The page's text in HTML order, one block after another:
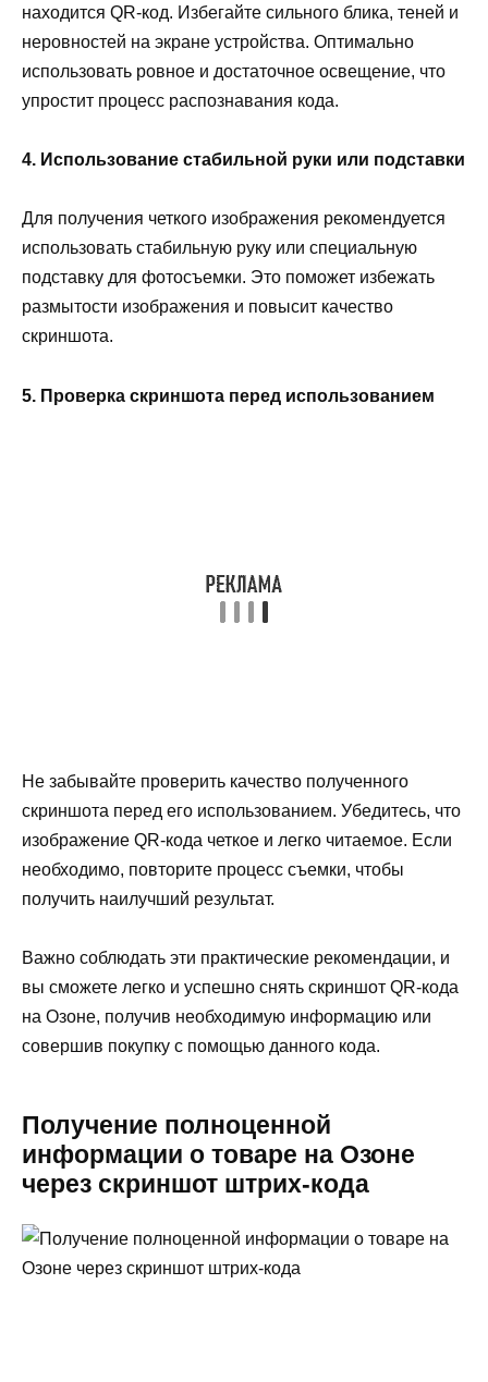
находится QR-код. Избегайте сильного блика, теней и
неровностей на экране устройства. Оптимально
использовать ровное и достаточное освещение, что
упростит процесс распознавания кода.
4. Использование стабильной руки или подставки
Для получения четкого изображения рекомендуется
использовать стабильную руку или специальную
подставку для фотосъемки. Это поможет избежать
размытости изображения и повысит качество
скриншота.
5. Проверка скриншота перед использованием
Не забывайте проверить качество полученного
скриншота перед его использованием. Убедитесь, что
изображение QR-кода четкое и легко читаемое. Если
необходимо, повторите процесс съемки, чтобы
получить наилучший результат.
Важно соблюдать эти практические рекомендации, и
вы сможете легко и успешно снять скриншот QR-кода
на Озоне, получив необходимую информацию или
совершив покупку с помощью данного кода.
Получение полноценной
информации о товаре на Озоне
через скриншот штрих-кода